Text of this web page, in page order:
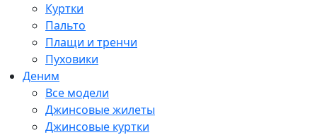
Куртки
Пальто
Плащи и тренчи
Пуховики
Деним
Все модели
Джинсовые жилеты
Джинсовые куртки